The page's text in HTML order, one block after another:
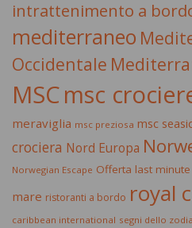
intrattenimento a
mediterraneo
Occidentale
MSCmsc
meraviglia msc preziosa msc
crociera Nord Europa
Norwegian Escape Offerta last minute
mare ristoranti a bordo royal
caribbean international segni dello